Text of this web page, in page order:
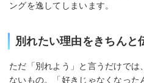
ングを逸してしまいます。
別れたい理由をきちんと
ただ「別れよう」と言うだけで
ないもの。「好きじゃなくなっ